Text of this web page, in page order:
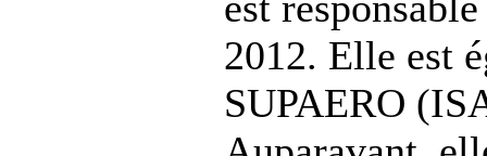
2012. Elle est
SUPAERO